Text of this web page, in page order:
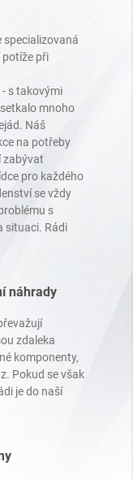
specializovaná
při
s takovými
mnoho
Náš
na potřeby
zabývat
pro každého
se vždy
s
situaci. Rádi
náhrady
zdaleka
komponenty,
Pokud se však
je do naší